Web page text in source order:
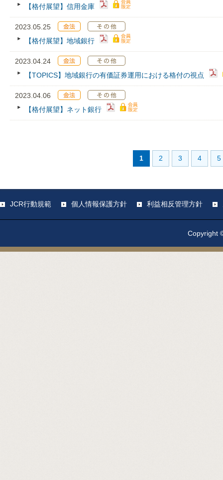
【格付展望】信用金庫
2023.05.25
【格付展望】地域銀行
2023.04.24
【TOPICS】地域銀行の有価証券運用における格付の視点
2023.04.06
【格付展望】ネット銀行
1 2 3 4 5
JCR行動規範 個人情報保護方針 利益相反管理方針
Copyright